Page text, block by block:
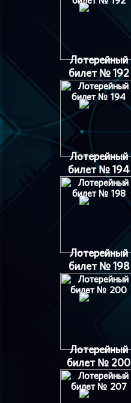
Лотерейный
билет № 192
Лотерейный
билет № 194
Лотерейный
билет № 198
Лотерейный
билет № 200